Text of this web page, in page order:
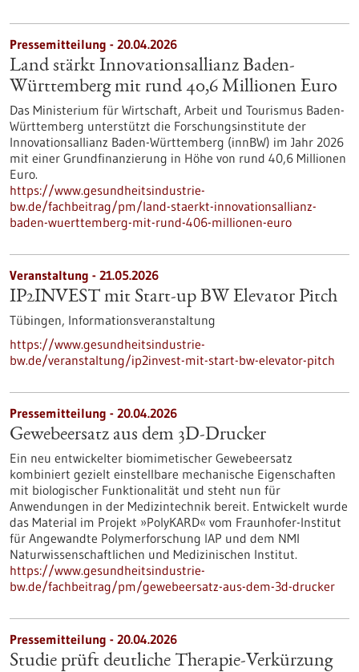
Pressemitteilung - 20.04.2026
Land stärkt Innovationsallianz Baden-
Württemberg mit rund 40,6 Millionen Euro
Das Ministerium für Wirtschaft, Arbeit und Tourismus Baden-
Württemberg unterstützt die Forschungsinstitute der
Innovationsallianz Baden-Württemberg (innBW) im Jahr 2026
mit einer Grundfinanzierung in Höhe von rund 40,6 Millionen
Euro.
https://www.gesundheitsindustrie-
bw.de/fachbeitrag/pm/land-staerkt-innovationsallianz-
baden-wuerttemberg-mit-rund-406-millionen-euro
Veranstaltung - 21.05.2026
IP2INVEST mit Start-up BW Elevator Pitch
Tübingen, Informationsveranstaltung
https://www.gesundheitsindustrie-
bw.de/veranstaltung/ip2invest-mit-start-bw-elevator-pitch
Pressemitteilung - 20.04.2026
Gewebeersatz aus dem 3D-Drucker
Ein neu entwickelter biomimetischer Gewebeersatz
kombiniert gezielt einstellbare mechanische Eigenschaften
mit biologischer Funktionalität und steht nun für
Anwendungen in der Medizintechnik bereit. Entwickelt wurde
das Material im Projekt »PolyKARD« vom Fraunhofer-Institut
für Angewandte Polymerforschung IAP und dem NMI
Naturwissenschaftlichen und Medizinischen Institut.
https://www.gesundheitsindustrie-
bw.de/fachbeitrag/pm/gewebeersatz-aus-dem-3d-drucker
Pressemitteilung - 20.04.2026
Studie prüft deutliche Therapie-Verkürzung